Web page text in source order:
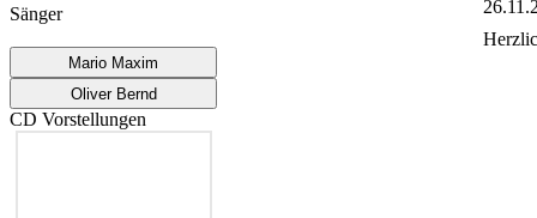
Sänger
Mario Maxim
Oliver Bernd
CD Vorstellungen